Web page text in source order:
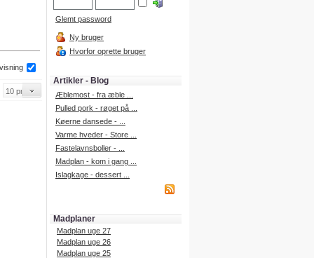
Glemt password
Ny bruger
Hvorfor oprette bruger
Artikler - Blog
Æblemost - fra æble ...
Pulled pork - røget på ...
Køerne dansede - ...
Varme hveder - Store ...
Fastelavnsboller - ...
Madplan - kom i gang ...
Islagkage - dessert ...
Madplaner
Madplan uge 27
Madplan uge 26
Madplan uge 25